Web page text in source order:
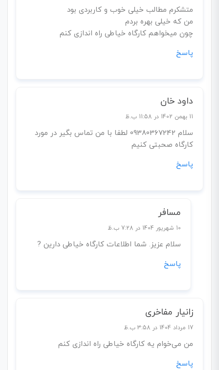
متشکرم مطالب خیلی خوب و کاربردی بود
من که خیلی بهره بردم
چون میخواهم کارگاه خیاطی راه اندازی کنم
پاسخ
داود خان
11 بهمن 1402 در 11:58 ب.ظ
سلام 09380367242 لطفا با من تماس بگیر در مورد
کارگاه صحبتی کنیم
پاسخ
مسافر
10 شهریور 1404 در 7:28 ب.ظ
سلام عزیز. شما اطلاعات کارگاه خیاطی دارین ?
پاسخ
زانیار مفاخری
17 مرداد 1404 در 3:58 ب.ظ
من می‌خوام یه کارگاه خیاطی راه اندازی کنم
پاسخ